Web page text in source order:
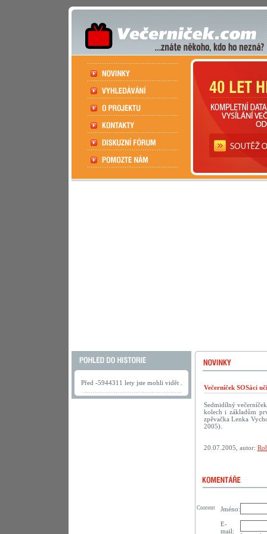
Před -5944311 lety jste mohli vidět .
Večerníček SOSáci
Sedmidílný
kolech i základům
zpěvačka Lenka
2005).
20.07.2005, autor:
Jméno:
E-
mail:
Content